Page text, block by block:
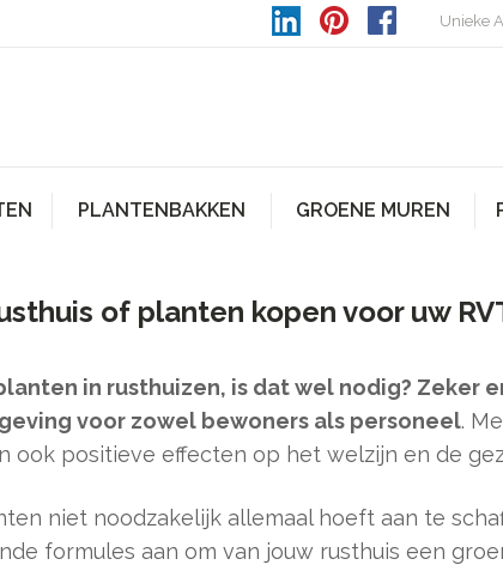
Unieke
PLANTENBAKKEN GROENE MUREN
of planten kopen voor uw
in rusthuizen, is dat wel nodig? Zeker
voor zowel bewoners als personeel.
ook positieve effecten op het welzijn en de
niet noodzakelijk allemaal hoeft aan te
formules aan om van jouw rusthuis een